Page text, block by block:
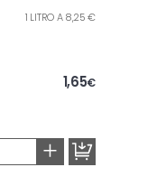
1 LITRO A 8,25 €
1,65€
+